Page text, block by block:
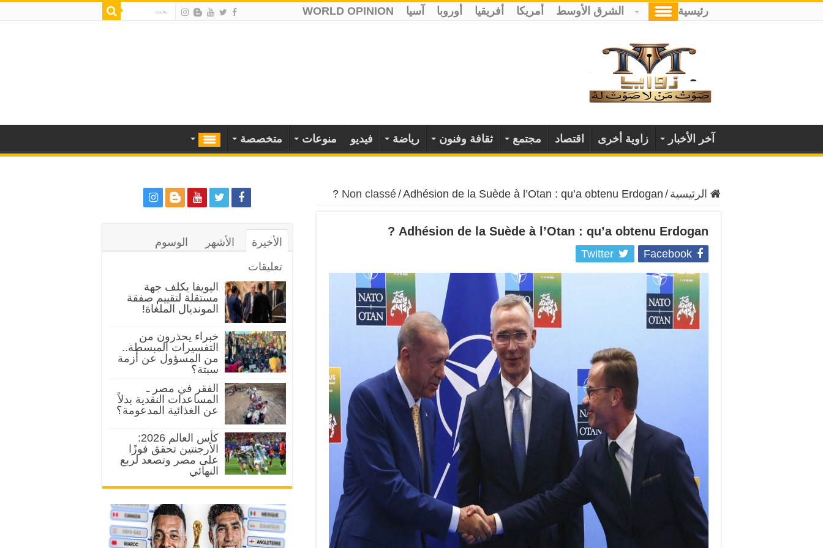
رئيسية الشرق الأوسط أمريكا أفريقيا أوروبا آسيا WORLD OPINION
آخر الأخبار زاوية أخرى اقتصاد مجتمع ثقافة وفنون رياضة فيديو منوعات متخصصة
الرئيسية /
Non classé/Adhésion de la Suède à l’Otan : qu’a obtenu Erdogan ?
Adhésion de la Suède à l’Otan : qu’a obtenu Erdogan ?
Facebook
Twitter
الأخيرة الأشهر
الوسوم
تعليقات
اليويفا يكلف جهة
مستقلة لتقييم صفقة
المونديال الملغاة!
خبراء يحذرون من
التفسيرات المبسطة..
من المسؤول عن أزمة
سبتة؟
الفقر في مصر ـ
المساعدات النقدية بدلاً
عن الغذائية المدعومة؟
كأس العالم 2026:
الأرجنتين تحقق فوزًا
على مصر وتصعد لربع
النهائي